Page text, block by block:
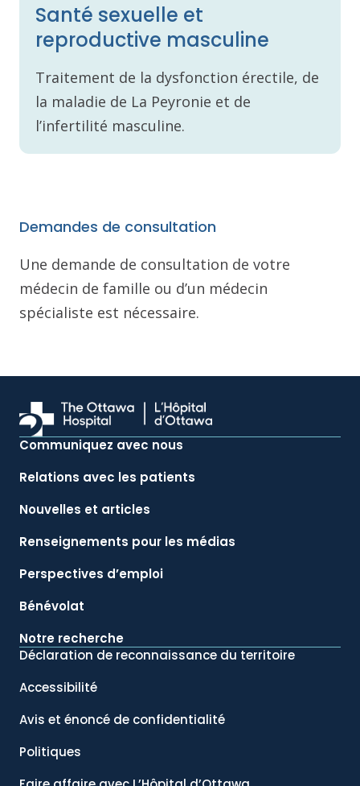
Santé sexuelle et
reproductive masculine
Traitement de la dysfonction érectile, de
la maladie de La Peyronie et de
l’infertilité masculine.
Demandes de consultation
Une demande de consultation de votre
médecin de famille ou d’un médecin
spécialiste est nécessaire.
Communiquez avec nous
Relations avec les patients
Nouvelles et articles
Renseignements pour les médias
Perspectives d’emploi
Bénévolat
Notre recherche
Déclaration de reconnaissance du territoire
Accessibilité
Avis et énoncé de confidentialité
Politiques